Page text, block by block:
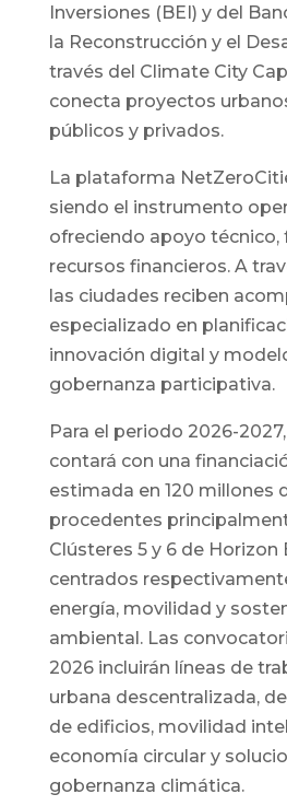
Inversiones (BEI) y del
la Reconstrucción y el
través del Climate City
conecta proyectos
públicos y privados.
La plataforma
siendo el instrumento
ofreciendo apoyo técnico,
recursos financieros. A
las ciudades reciben
especializado en
innovación digital y
gobernanza participativa.
Para el periodo 2026-
contará con una
estimada en 120 millones
procedentes
Clústeres 5 y 6 de Horizon
centrados
energía, movilidad y
ambiental. Las
2026 incluirán líneas de
urbana descentralizada,
de edificios, movilidad
economía circular y
gobernanza climática.